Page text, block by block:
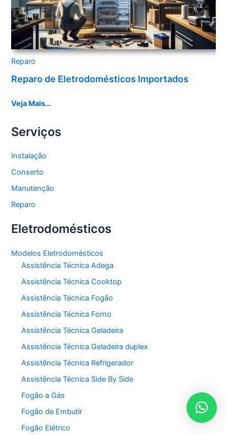
Reparo
Reparo de Eletrodomésticos Importados
Veja Mais…
Serviços
Instalação
Conserto
Manutenção
Reparo
Eletrodomésticos
Modelos Eletrodomésticos
Assistência Técnica Adega
Assistência Técnica Cooktop
Assistência Técnica Fogão
Assistência Técnica Forno
Assistência Técnica Geladeira
Assistência Técnica Geladeira duplex
Assistência Técnica Refrigerador
Assistência Técnica Side By Side
Fogão a Gás
Fogão de Embutir
Fogão Elétrico